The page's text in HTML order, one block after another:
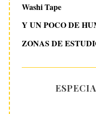
Washi Tape
Y UN POCO DE
ZONAS DE